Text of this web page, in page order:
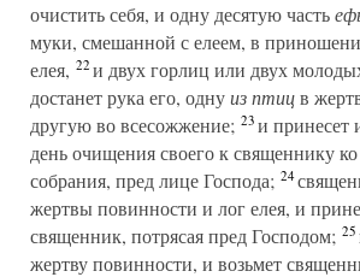
очистить себя, и одну десятую часть
муки, смешанной с елеем, в
елея, 22и двух горлиц или двух
достанет рука его, однуиз птицв
другую во всесожжение; 23и принесет
день очищения своего к священнику
собрания, пред лице Господа; 24
жертвы повинности и лог елея, и
священник, потрясая пред Господом; 25
жертву повинности, и возьмет